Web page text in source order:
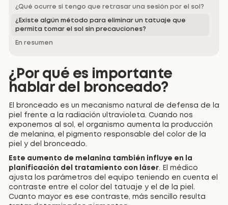
¿Por qué es importante
hablar del bronceado?
El bronceado es un mecanismo natural de defensa de la
piel frente a la radiación ultravioleta. Cuando nos
exponemos al sol, el organismo aumenta la producción
de melanina, el pigmento responsable del color de la
piel y del bronceado.
Este aumento de melanina también influye en la
planificación del tratamiento con láser. El médico
ajusta los parámetros del equipo teniendo en cuenta el
contraste entre el color del tatuaje y el de la piel.
Cuanto mayor es ese contraste, más sencillo resulta
¿Qué ocurre si tengo que retrasar una sesión por el sol?
¿Existe algún método para eliminar un tatuaje que
permita tomar el sol sin precauciones?
En resumen